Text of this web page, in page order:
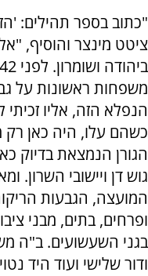
"כתוב בספר תהילים:
ציטט מינצר והוסיף,
משפחות ראשונות על
הנפלא הזה, אליו זכיתי
כשהם עלו, היה כאן
הגורן הנמצאת בדיוק
גוש דן ויישובי
המועצה, הגבעות
ופרחים, בתים, מבני
בגני השעשועים. ב"ה
ודור שלישי ועוד היד